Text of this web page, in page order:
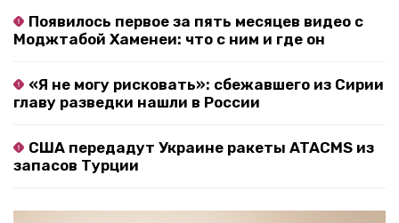
Появилось первое за пять месяцев видео с
Моджтабой Хаменеи: что с ним и где он
«Я не могу рисковать»: сбежавшего из Сирии
главу разведки нашли в России
США передадут Украине ракеты ATACMS из
запасов Турции